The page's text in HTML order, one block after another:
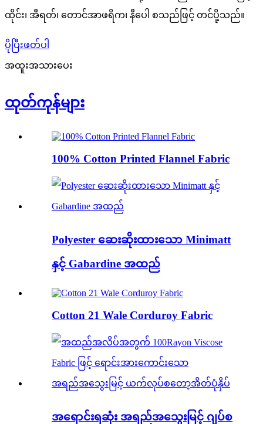
ထိုင်း၊ အီရတ်၊ တောင်အာဖရိက၊ နီပေါ စသည်ဖြင့် တင်ပို့သည်။
ပိုပြီးဖတ်ပါ
အထူးအသားပေး
ထုတ်ကုန်များ
100% Cotton Printed Flannel Fabric
Polyester ဆေးဆိုးထားသော Minimatt
နှင့် Gabardine အထည်
Cotton 21 Wale Corduroy Fabric
အရောင်းရဆုံး အရည်အသွေးမြင့် ဂျပ်စ